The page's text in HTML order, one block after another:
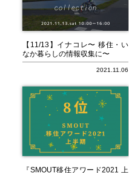
2 4 5
9 10 11 12
16 17 18 19
23 24 25 26
30 31
今日
【11/13】イナコレ〜 移住・い
なか暮らしの情報収集に〜
2021.11.06
『SMOUT移住アワード2021 上